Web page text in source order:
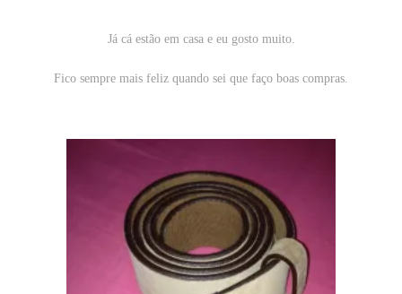
Já cá estão em casa e eu gosto muito.
Fico sempre mais feliz quando sei que faço boas compras.